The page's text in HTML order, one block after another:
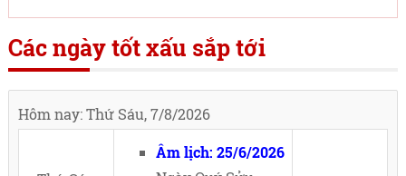
Các ngày tốt xấu sắp tới
Hôm nay: Thứ Sáu, 7/8/2026
Âm lịch: 25/6/2026